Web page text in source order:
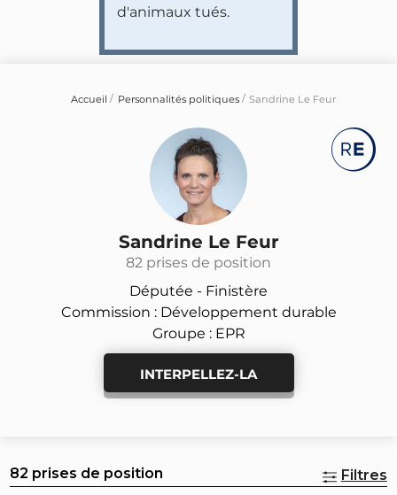
d'animaux tués.
Accueil Personnalités politiques Sandrine Le Feur
Sandrine Le Feur
82 prises de position
Députée - Finistère
Commission : Développement durable
Groupe : EPR
INTERPELLEZ-LA
82 prises de position Filtres